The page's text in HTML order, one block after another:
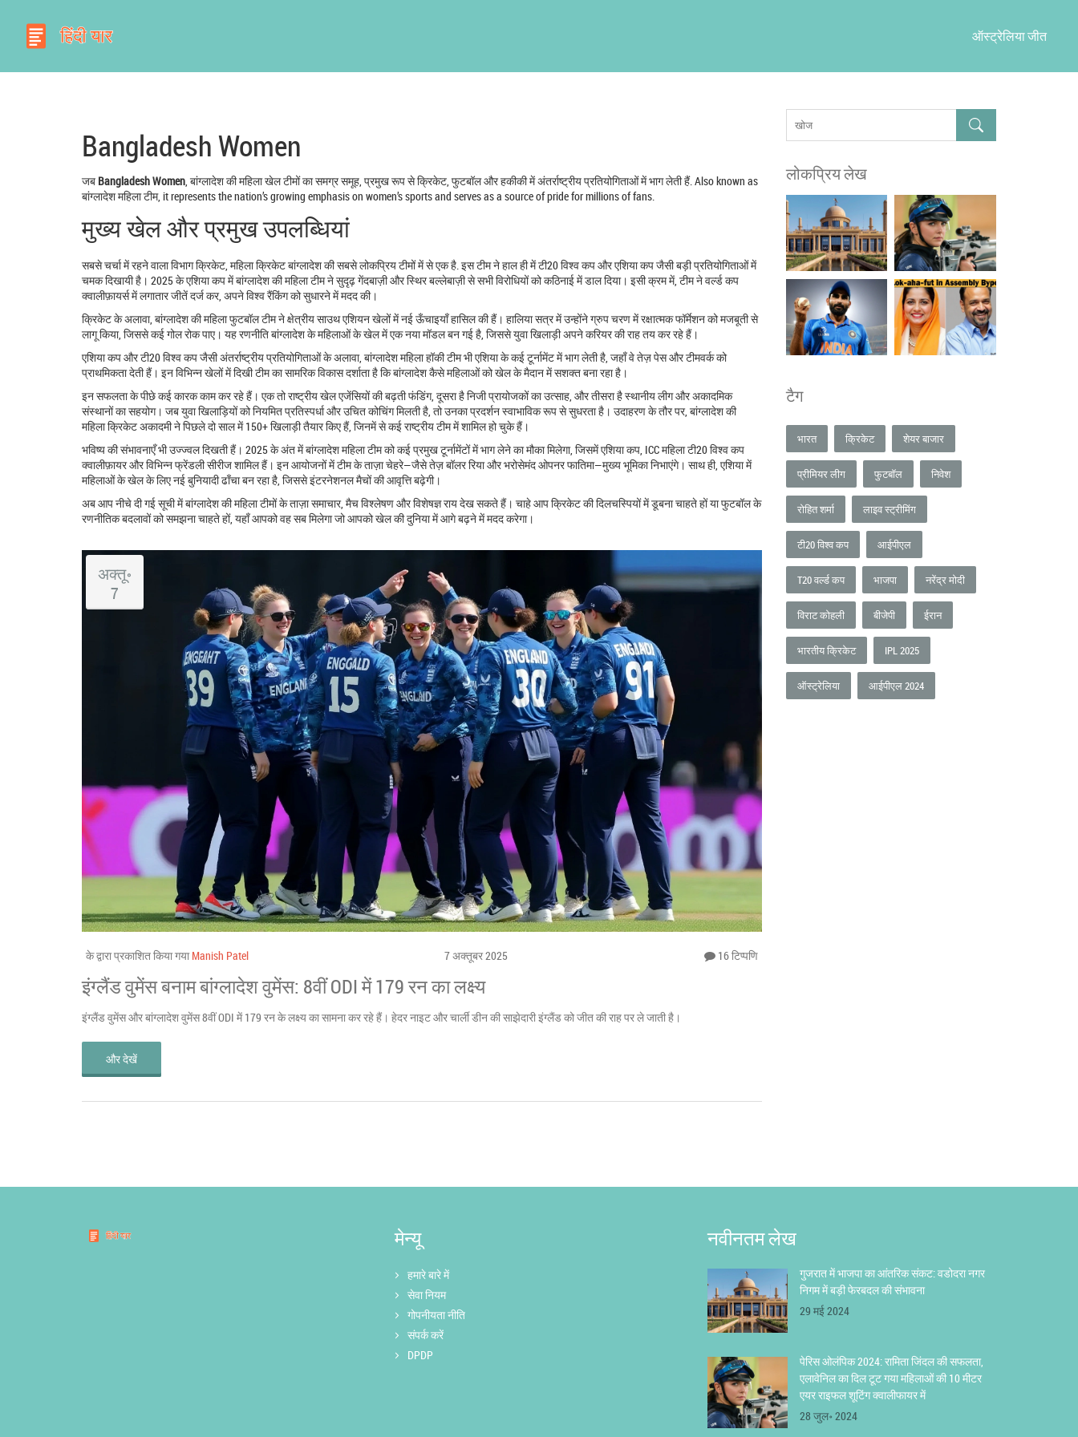
ऑस्ट्रेलिया जीत
Bangladesh Women
जब Bangladesh Women बांग्लादेश की महिला खेल टीमों का समग्र समूह, प्रमुख रूप से क्रिकेट, फुटबॉल और हकीकी में अंतर्राष्ट्रीय प्रतियोगिताओं में भाग लेती हैं. Also known as
बांग्लादेश महिला टीम, it represents the nation’s growing emphasis on women’s sports and serves as a source of pride for millions of fans.
मुख्य खेल और प्रमुख उपलब्धियां
सबसे चर्चा में रहने वाला विभागक्रिकेट महिला क्रिकेट बांग्लादेश की सबसे लोकप्रिय टीमों में से एक है . इस टीम ने हाल ही में टी20 विश्व कप और एशिया कप जैसी बड़ी प्रतियोगिताओं में
चमक दिखायी है। 2025 के एशिया कप में बांग्लादेश की महिला टीम ने सुदृढ़ गेंदबाज़ी और स्थिर बल्लेबाज़ी से सभी विरोधियों को कठिनाई में डाल दिया। इसी क्रम में, टीम ने वर्ल्ड कप
क्वालीफ़ायर्स में लगातार जीतें दर्ज कर, अपने विश्व रैंकिंग को सुधारने में मदद की।
क्रिकेट के अलावा, बांग्लादेश की महिला फुटबॉल टीम ने क्षेत्रीय साउथ एशियन खेलों में नई ऊँचाइयाँ हासिल की हैं। हालिया सत्र में उन्होंने ग्रुप चरण में रक्षात्मक फॉर्मेशन को मजबूती से
लागू किया, जिससे कई गोल रोक पाए। यह रणनीति बांग्लादेश के महिलाओं के खेल में एक नया मॉडल बन गई है, जिससे युवा खिलाड़ी अपने करियर की राह तय कर रहे हैं।
एशिया कप और टी20 विश्व कप जैसी अंतर्राष्ट्रीय प्रतियोगिताओं के अलावा, बांग्लादेश महिला हॉकी टीम भी एशिया के कई टूर्नामेंट में भाग लेती है, जहाँ वे तेज़ पेस और टीमवर्क को
प्राथमिकता देती हैं। इन विभिन्न खेलों में दिखी टीम का सामरिक विकास दर्शाता है कि बांग्लादेश कैसे महिलाओं को खेल के मैदान में सशक्त बना रहा है।
इन सफलता के पीछे कई कारक काम कर रहे हैं। एक तो राष्ट्रीय खेल एजेंसियों की बढ़ती फंडिंग, दूसरा है निजी प्रायोजकों का उत्साह, और तीसरा है स्थानीय लीग और अकादमिक
संस्थानों का सहयोग। जब युवा खिलाड़ियों को नियमित प्रतिस्पर्धा और उचित कोचिंग मिलती है, तो उनका प्रदर्शन स्वाभाविक रूप से सुधरता है। उदाहरण के तौर पर, बांग्लादेश की
महिला क्रिकेट अकादमी ने पिछले दो साल में 150+ खिलाड़ी तैयार किए हैं, जिनमें से कई राष्ट्रीय टीम में शामिल हो चुके हैं।
भविष्य की संभावनाएँ भी उज्ज्वल दिखती हैं। 2025 के अंत में बांग्लादेश महिला टीम को कई प्रमुख टूर्नामेंटों में भाग लेने का मौका मिलेगा, जिसमें एशिया कप, ICC महिला टी20 विश्व कप
क्वालीफ़ायर और विभिन्न फ्रेंडली सीरीज शामिल हैं। इन आयोजनों में टीम के ताज़ा चेहरे—जैसे तेज़ बॉलर रिया और भरोसेमंद ओपनर फातिमा—मुख्य भूमिका निभाएंगे। साथ ही, एशिया में
महिलाओं के खेल के लिए नई बुनियादी ढाँचा बन रहा है, जिससे इंटरनेशनल मैचों की आवृत्ति बढ़ेगी।
अब आप नीचे दी गई सूची में बांग्लादेश की महिला टीमों के ताज़ा समाचार, मैच विश्लेषण और विशेषज्ञ राय देख सकते हैं। चाहे आप क्रिकेट की दिलचस्पियों में डूबना चाहते हों या फुटबॉल के
रणनीतिक बदलावों को समझना चाहते हों, यहाँ आपको वह सब मिलेगा जो आपको खेल की दुनिया में आगे बढ़ने में मदद करेगा।
अक्तू॰
7
के द्वारा प्रकाशित किया गया Manish Patel 7 अक्तूबर 2025 16 टिप्पणि
इंग्लैंड वुमेंस बनाम बांग्लादेश वुमेंस: 8वीं ODI में 179 रन का लक्ष्य
इंग्लैंड वुमेंस और बांग्लादेश वुमेंस 8वीं ODI में 179 रन के लक्ष्य का सामना कर रहे हैं। हेदर नाइट और चार्ली डीन की साझेदारी इंग्लैंड को जीत की राह पर ले जाती है।
और देखें
लोकप्रिय लेख
टैग
भारत क्रिकेट शेयर बाजार
प्रीमियर लीग फुटबॉल निवेश
रोहित शर्मा लाइव स्ट्रीमिंग
टी20 विश्व कप आईपीएल
T20 वर्ल्ड कप भाजपा नरेंद्र मोदी
विराट कोहली बीजेपी ईरान
भारतीय क्रिकेट IPL 2025
ऑस्ट्रेलिया आईपीएल 2024
मेन्यू
हमारे बारे में
सेवा नियम
गोपनीयता नीति
संपर्क करें
DPDP
नवीनतम लेख
गुजरात में भाजपा का आंतरिक संकट: वडोदरा नगर
निगम में बड़ी फेरबदल की संभावना
29 मई 2024
पेरिस ओलंपिक 2024: रामिता जिंदल की सफलता,
एलावेनिल का दिल टूट गया महिलाओं की 10 मीटर
एयर राइफल शूटिंग क्वालीफायर में
28 जुल॰ 2024